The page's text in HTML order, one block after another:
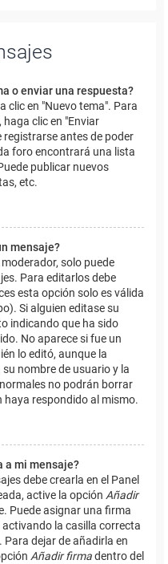
o enviar una respuesta?
clic en "Nuevo tema". Para
clic en "Enviar
registrarse antes de poder
foro encontrará una lista
publicar nuevos
etc.
mensaje?
solo puede
Para editarlos debe
esta opción solo es válida
Si alguien editase su
indicando que ha sido
No aparece si fue un
lo editó, aunque la
nombre de usuario y la
no podrán borrar
haya respondido al mismo.
a mi mensaje?
debe crearla en el Panel
active la opción Añadir
Puede asignar una firma
la casilla correcta
Para dejar de añadirla en
Añadir firmadentro del